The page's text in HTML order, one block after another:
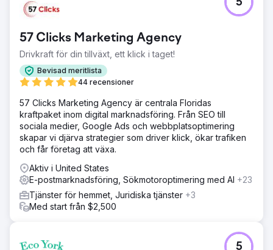
Kundens Shopify-butik kämpade med stagnerande
försäljningstillväxt, låga återköpsfrekvenser och dålig
stadigt flöde av trafik. Deras marknadsföring saknade
ordentlig segmentering och CRM-uppsättningen var
otillräcklig för att effektivt spåra kundresor.
Lösning
rikta in oss på köpare med hög kundintention, byggde om
e-posttratten för att förbättra kundlojalitet, optimerade
Google- och metaannonser för bättre ROI och
integrerade HubSpot CRM för fullständig insyn i
säljpipeline och prestationsspårning.
Resultat
Inom sex månader ökade onlineförsäljningen med 109 %,
upprepade köp med 32 % och avkastningen på betalda
annonser förbättrades från 1,8x till 4,5x. Kunden fick
vilket resulterade i en hållbar tillväxtbana.
57 Clicks Marketing Agency
Drivkraft för din tillväxt, ett klick i taget!
Bevisad meritlista
44 recensioner
5
57 Clicks Marketing Agency är centrala Floridas
kraftpaket inom digital marknadsföring. Från SEO till
sociala medier, Google Ads och webbplatsoptimering
skapar vi djärva strategier som driver klick, ökar trafiken
och får företag att växa.
Aktiv i United States
E-postmarknadsföring, Sökmotoroptimering med AI +23
Tjänster för hemmet, Juridiska tjänster +3
Med start från $2,500
5